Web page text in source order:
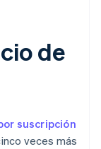
de
suscripción
veces más